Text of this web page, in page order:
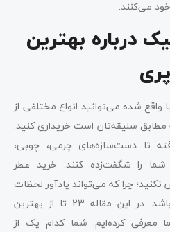
می‌کنند.
درباره بهترین
واقع شده می‌توانید انواع مختلفی از
مطابق سلیقه‌تان است خریداری کنید.
تا دست‌سازه‌های چرمی، چوبی،
را شگفت‌زده کنند. خرید عطر
نکنید؛ چرا که می‌تواند یادآور لحظات
خوش ‌سفرتان به این جزیره باشد. در این مقاله 23 تا از بهترین
معرفی کرده‌ایم. شما کدام یک از